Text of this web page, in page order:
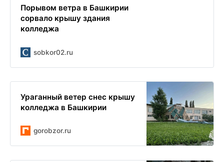
Порывом ветра в Башкирии
сорвало крышу здания
колледжа
sobkor02.ru
Ураганный ветер снес крышу
колледжа в Башкирии
gorobzor.ru